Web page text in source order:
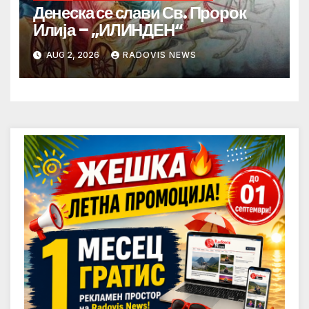
Денеска се слави Св. Пророк
Илија – „ИЛИНДЕН“
AUG 2, 2026 RADOVIS NEWS